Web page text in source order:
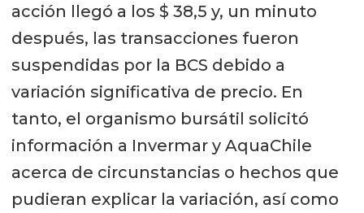
acción llegó a los $ 38,5 y, un minuto
después, las transacciones fueron
suspendidas por la BCS debido a
variación significativa de precio. En
tanto, el organismo bursátil solicitó
información a Invermar y AquaChile
acerca de circunstancias o hechos que
pudieran explicar la variación, así como